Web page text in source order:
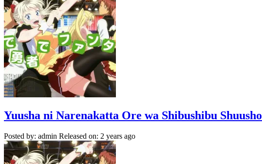
Yuusha ni Narenakatta Ore wa Shibushibu
Posted by: admin Released on: 2 years ago